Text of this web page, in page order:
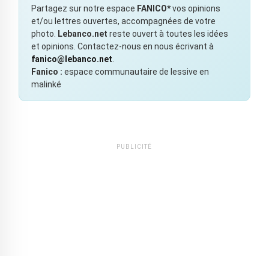
Partagez sur notre espace FANICO*vos opinions
et/ou lettres ouvertes, accompagnées de votre
photo.
Lebanco.net reste ouvert à toutes les idées
et opinions. Contactez-nous en nous écrivant à
fanico@lebanco.net
Fanico : espace communautaire de lessive en
malinké
PUBLICITÉ